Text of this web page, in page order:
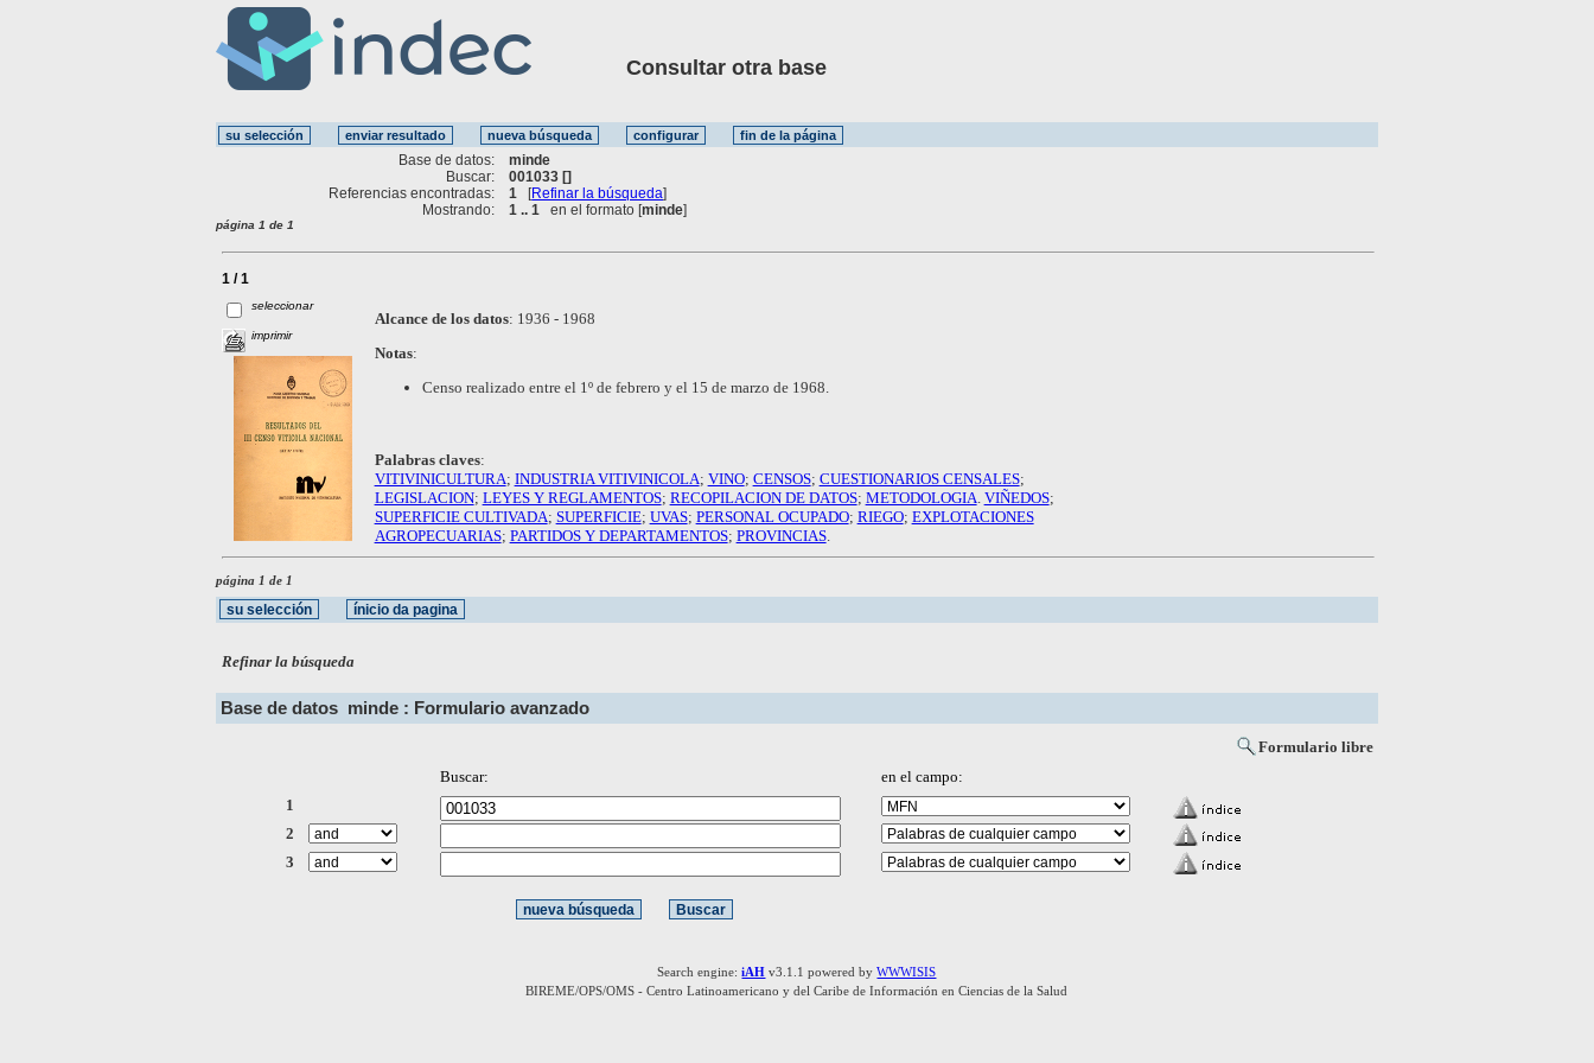
Consultar otra base
Base de datos:
minde
Buscar:
001033 []
Referencias encontradas:
1 [Refinar la búsqueda]
Mostrando:
1 .. 1 en el formato [minde]
página 1 de 1
1 / 1
seleccionar
imprimir
Alcance de los datos: 1936 - 1968
Notas:
Censo realizado entre el 1º de febrero y el 15 de marzo de 1968.
Palabras claves:
VITIVINICULTURA; INDUSTRIA VITIVINICOLA; VINO; CENSOS; CUESTIONARIOS CENSALES;
LEGISLACION; LEYES Y REGLAMENTOS; RECOPILACION DE DATOS; METODOLOGIA VIÑEDOS;
SUPERFICIE CULTIVADA; SUPERFICIE; UVAS; PERSONAL OCUPADO; RIEGO; EXPLOTACIONES
AGROPECUARIAS; PARTIDOS Y DEPARTAMENTOS; PROVINCIAS.
página 1 de 1
Refinar la búsqueda
Base de datos minde : Formulario avanzado
Formulario libre
Buscar:
en el campo:
1
2
3
Search engine:iAH v3.1.1 powered byWWWISIS
BIREME/OPS/OMS - Centro Latinoamericano y del Caribe de Información en Ciencias de la Salud